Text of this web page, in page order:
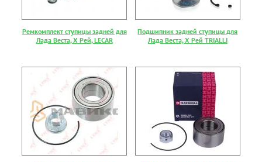
Ремкомплект ступицы задней для
Лада Веста, Х Рей, LECAR
Подшипник задней ступицы для
Лада Веста, Х Рей TRIALLI